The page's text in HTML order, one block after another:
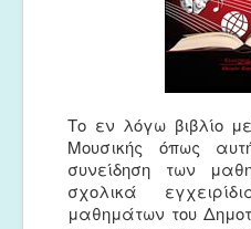
Το εν λόγω βιβλίο
Μουσικής όπως
συνείδηση των
σχολικά
μαθημάτων του